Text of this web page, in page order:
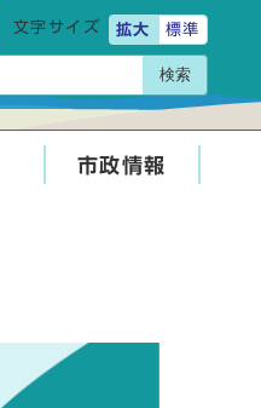
文字サイズ 拡大 標準
検索
市政情報